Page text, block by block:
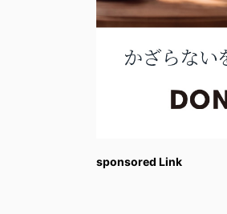
sponsored Link